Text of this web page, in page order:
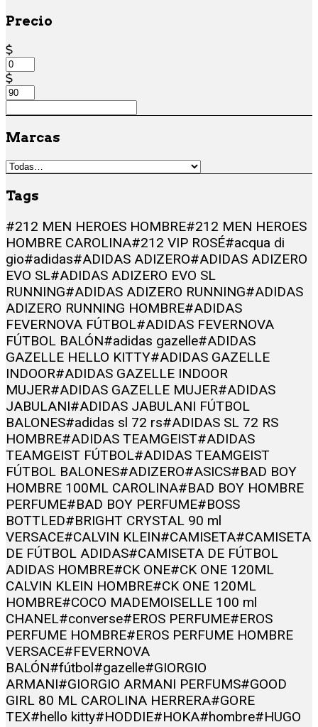
Precio
Marcas
Tags
#212 MEN HEROES HOMBRE#212 MEN HEROES
HOMBRE CAROLINA#212 VIP ROSÉ#acqua di
gio#adidas#ADIDAS ADIZERO#ADIDAS ADIZERO
EVO SL#ADIDAS ADIZERO EVO SL
RUNNING#ADIDAS ADIZERO RUNNING#ADIDAS
ADIZERO RUNNING HOMBRE#ADIDAS
FEVERNOVA FÚTBOL#ADIDAS FEVERNOVA
FÚTBOL BALÓN#adidas gazelle#ADIDAS
GAZELLE HELLO KITTY#ADIDAS GAZELLE
INDOOR#ADIDAS GAZELLE INDOOR
MUJER#ADIDAS GAZELLE MUJER#ADIDAS
JABULANI#ADIDAS JABULANI FÚTBOL
BALONES#adidas sl 72 rs#ADIDAS SL 72 RS
HOMBRE#ADIDAS TEAMGEIST#ADIDAS
TEAMGEIST FÚTBOL#ADIDAS TEAMGEIST
FÚTBOL BALONES#ADIZERO#ASICS#BAD BOY
HOMBRE 100ML CAROLINA#BAD BOY HOMBRE
PERFUME#BAD BOY PERFUME#BOSS
BOTTLED#BRIGHT CRYSTAL 90 ml
VERSACE#CALVIN KLEIN#CAMISETA#CAMISETA
DE FÚTBOL ADIDAS#CAMISETA DE FÚTBOL
ADIDAS HOMBRE#CK ONE#CK ONE 120ML
CALVIN KLEIN HOMBRE#CK ONE 120ML
HOMBRE#COCO MADEMOISELLE 100 ml
CHANEL#converse#EROS PERFUME#EROS
PERFUME HOMBRE#EROS PERFUME HOMBRE
VERSACE#FEVERNOVA
BALÓN#fútbol#gazelle#GIORGIO
ARMANI#GIORGIO ARMANI PERFUMS#GOOD
GIRL 80 ML CAROLINA HERRERA#GORE
TEX#hello kitty#HODDIE#HOKA#hombre#HUGO